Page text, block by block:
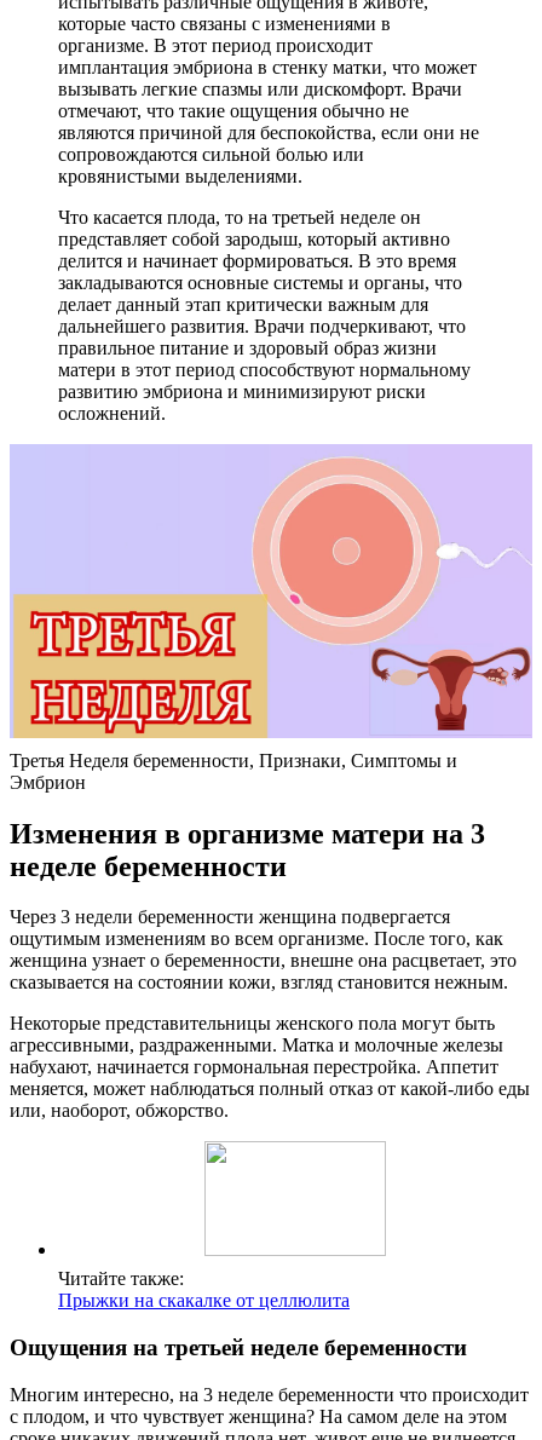
которые часто связаны с изменениями в
организме. В этот период происходит
имплантация эмбриона в стенку матки, что может
вызывать легкие спазмы или дискомфорт. Врачи
отмечают, что такие ощущения обычно не
являются причиной для беспокойства, если они не
сопровождаются сильной болью или
кровянистыми выделениями.
Что касается плода, то на третьей неделе он
представляет собой зародыш, который активно
делится и начинает формироваться. В это время
закладываются основные системы и органы, что
делает данный этап критически важным для
дальнейшего развития. Врачи подчеркивают, что
правильное питание и здоровый образ жизни
матери в этот период способствуют нормальному
развитию эмбриона и минимизируют риски
осложнений.
Третья Неделя беременности, Признаки, Симптомы и
Эмбрион
Изменения в организме матери на 3
неделе беременности
Через 3 недели беременности женщина подвергается
ощутимым изменениям во всем организме. После того, как
женщина узнает о беременности, внешне она расцветает, это
сказывается на состоянии кожи, взгляд становится нежным.
Некоторые представительницы женского пола могут быть
агрессивными, раздраженными. Матка и молочные железы
набухают, начинается гормональная перестройка. Аппетит
меняется, может наблюдаться полный отказ от какой-либо еды
или, наоборот, обжорство.
Читайте также:
Прыжки на скакалке от целлюлита
Ощущения на третьей неделе беременности
Многим интересно, на 3 неделе беременности что происходит
с плодом, и что чувствует женщина? На самом деле на этом